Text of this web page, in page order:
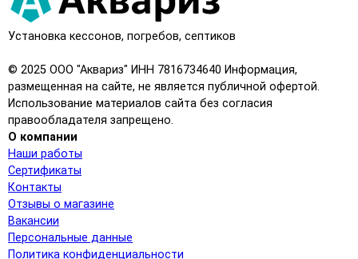
Установка кессонов, погребов, септиков
© 2025 ООО "Аквариз" ИНН 7816734640 Информация,
размещенная на сайте, не является публичной офертой.
Использование материалов сайта без согласия
правообладателя запрещено.
О компании
Наши работы
Сертификаты
Контакты
Отзывы о магазине
Вакансии
Персональные данные
Политика конфиденциальности